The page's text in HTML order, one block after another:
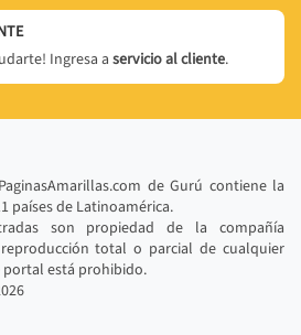
Ingresa a servicio al cliente.
de Gurú contiene la
países de Latinoamérica.
son propiedad de la compañía
total o parcial de cualquier
está prohibido.